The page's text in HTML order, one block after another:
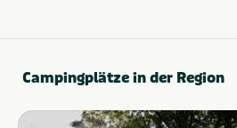
Campingplätze in der Region